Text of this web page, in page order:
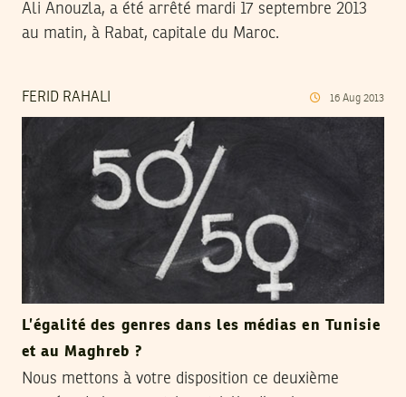
Ali Anouzla, a été arrêté mardi 17 septembre 2013
au matin, à Rabat, capitale du Maroc.
FERID RAHALI 16 Aug 2013
L’égalité des genres dans les médias en Tunisie
et au Maghreb ?
Nous mettons à votre disposition ce deuxième